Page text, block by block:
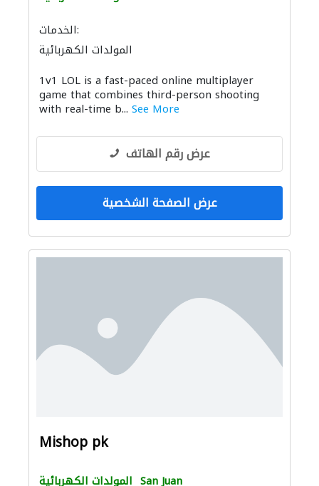
الخدمات:
المولدات الكهربائية
1v1 LOL is a fast-paced online multiplayer
game that combines third-person shooting
with real-time b... See More
عرض رقم الهاتف
عرض الصفحة الشخصية
Mishop pk
المولدات الكهربائية San Juan